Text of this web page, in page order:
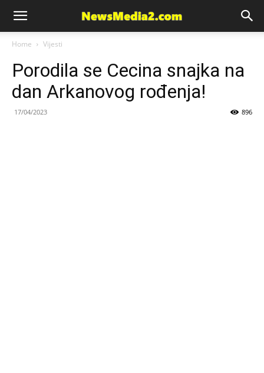
News
Media
Home Vijesti
Porodila se Cecina snajka na
dan Arkanovog rođenja!
17/04/2023 896